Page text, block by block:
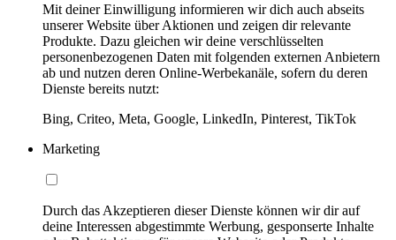
Mit deiner Einwilligung informieren wir dich auch abseits
unserer Website über Aktionen und zeigen dir relevante
Produkte. Dazu gleichen wir deine verschlüsselten
personenbezogenen Daten mit folgenden externen Anbietern
ab und nutzen deren Online-Werbekanäle, sofern du deren
Dienste bereits nutzt:
Bing, Criteo, Meta, Google, LinkedIn, Pinterest, TikTok
Marketing
Durch das Akzeptieren dieser Dienste können wir dir auf
deine Interessen abgestimmte Werbung, gesponserte Inhalte